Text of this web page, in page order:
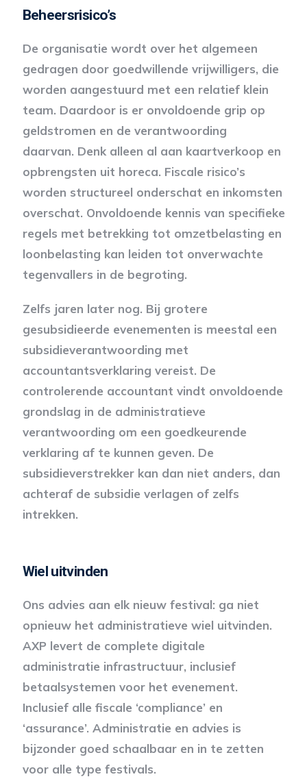
Beheersrisico’s
De organisatie wordt over het algemeen
gedragen door goedwillende vrijwilligers, die
worden aangestuurd met een relatief klein
team. Daardoor is er onvoldoende grip op
geldstromen en de verantwoording
daarvan. Denk alleen al aan kaartverkoop en
opbrengsten uit horeca. Fiscale risico’s
worden structureel onderschat en inkomsten
overschat. Onvoldoende kennis van specifieke
regels met betrekking tot omzetbelasting en
loonbelasting kan leiden tot onverwachte
tegenvallers in de begroting.
Zelfs jaren later nog. Bij grotere
gesubsidieerde evenementen is meestal een
subsidieverantwoording met
accountantsverklaring vereist. De
controlerende accountant vindt onvoldoende
grondslag in de administratieve
verantwoording om een goedkeurende
verklaring af te kunnen geven. De
subsidieverstrekker kan dan niet anders, dan
achteraf de subsidie verlagen of zelfs
intrekken.
Wiel uitvinden
Ons advies aan elk nieuw festival: ga niet
opnieuw het administratieve wiel uitvinden.
AXP levert de complete digitale
administratie infrastructuur, inclusief
betaalsystemen voor het evenement.
Inclusief alle fiscale ‘compliance’ en
‘assurance’. Administratie en advies is
bijzonder goed schaalbaar en in te zetten
voor alle type festivals.